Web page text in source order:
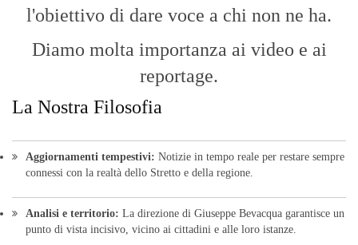
l'obiettivo di dare voce a chi non ne ha.
Diamo molta importanza ai video e ai
reportage.
La Nostra Filosofia
Aggiornamenti tempestivi: Notizie in tempo reale per restare sempre
connessi con la realtà dello Stretto e della regione.
Analisi e territorio: La direzione di Giuseppe Bevacqua garantisce un
punto di vista incisivo, vicino ai cittadini e alle loro istanze.